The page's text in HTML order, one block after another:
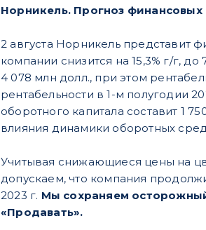
Норникель. Прогноз финансовых
2 августа Норникель представит
компании снизится на 15,3% г/г,
4 078 млн долл., при этом
рентабельности в 1-м полугодии
оборотного капитала составит 1
влияния динамики оборотных
Учитывая снижающиеся цены на
допускаем, что компания
2023 г. Мы сохраняем
«Продавать».